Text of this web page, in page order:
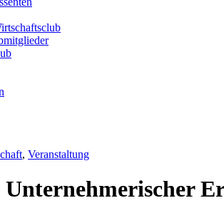
, Veranstaltung